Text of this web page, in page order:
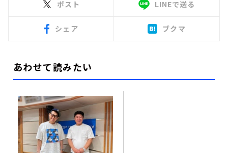
ポスト LINEで送る
シェア ブクマ
あわせて読みたい